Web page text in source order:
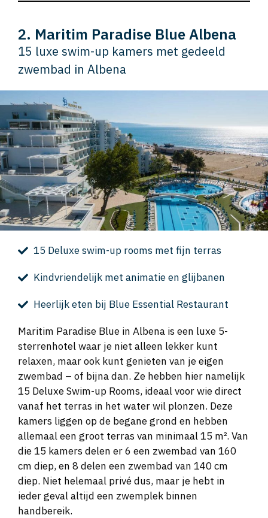
2. Maritim Paradise Blue Albena
15 luxe swim-up kamers met gedeeld
zwembad in Albena
15 Deluxe swim-up rooms met fijn terras
Kindvriendelijk met animatie en glijbanen
Heerlijk eten bij Blue Essential Restaurant
Maritim Paradise Blue in Albena is een luxe 5-
sterrenhotel waar je niet alleen lekker kunt
relaxen, maar ook kunt genieten van je eigen
zwembad – of bijna dan. Ze hebben hier namelijk
15 Deluxe Swim-up Rooms, ideaal voor wie direct
vanaf het terras in het water wil plonzen. Deze
kamers liggen op de begane grond en hebben
allemaal een groot terras van minimaal 15 m². Van
die 15 kamers delen er 6 een zwembad van 160
cm diep, en 8 delen een zwembad van 140 cm
diep. Niet helemaal privé dus, maar je hebt in
ieder geval altijd een zwemplek binnen
handbereik.